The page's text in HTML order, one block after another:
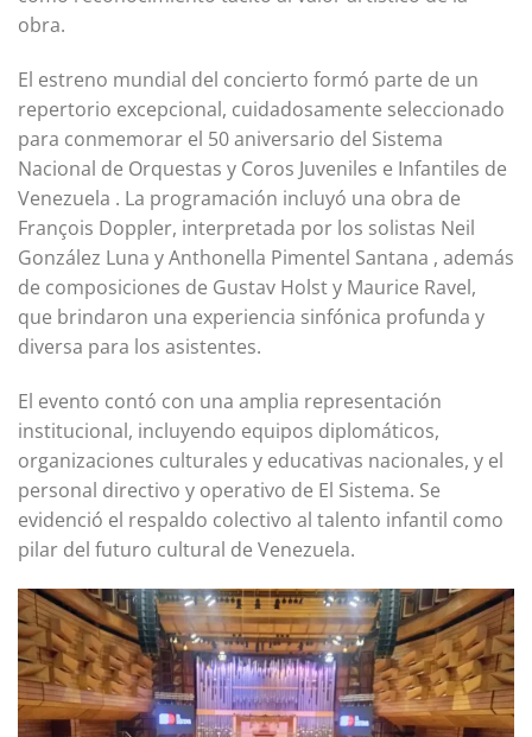
obra.
El estreno mundial del concierto formó parte de un
repertorio excepcional, cuidadosamente seleccionado
para conmemorar el 50 aniversario del Sistema
Nacional de Orquestas y Coros Juveniles e Infantiles de
Venezuela . La programación incluyó una obra de
François Doppler, interpretada por los solistas Neil
González Luna y Anthonella Pimentel Santana , además
de composiciones de Gustav Holst y Maurice Ravel,
que brindaron una experiencia sinfónica profunda y
diversa para los asistentes.
El evento contó con una amplia representación
institucional, incluyendo equipos diplomáticos,
organizaciones culturales y educativas nacionales, y el
personal directivo y operativo de El Sistema. Se
evidenció el respaldo colectivo al talento infantil como
pilar del futuro cultural de Venezuela.